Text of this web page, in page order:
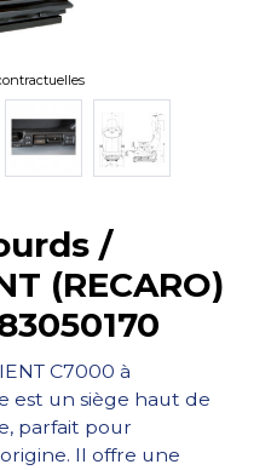
/
(RECARO)
C7000 à
est un siège haut de
parfait pour
Il offre une